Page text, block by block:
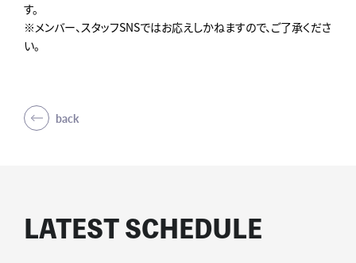
す。
※メンバー、スタッフSNSではお応えしかねますので、ご了承くださ
い。
back
LATEST SCHEDULE